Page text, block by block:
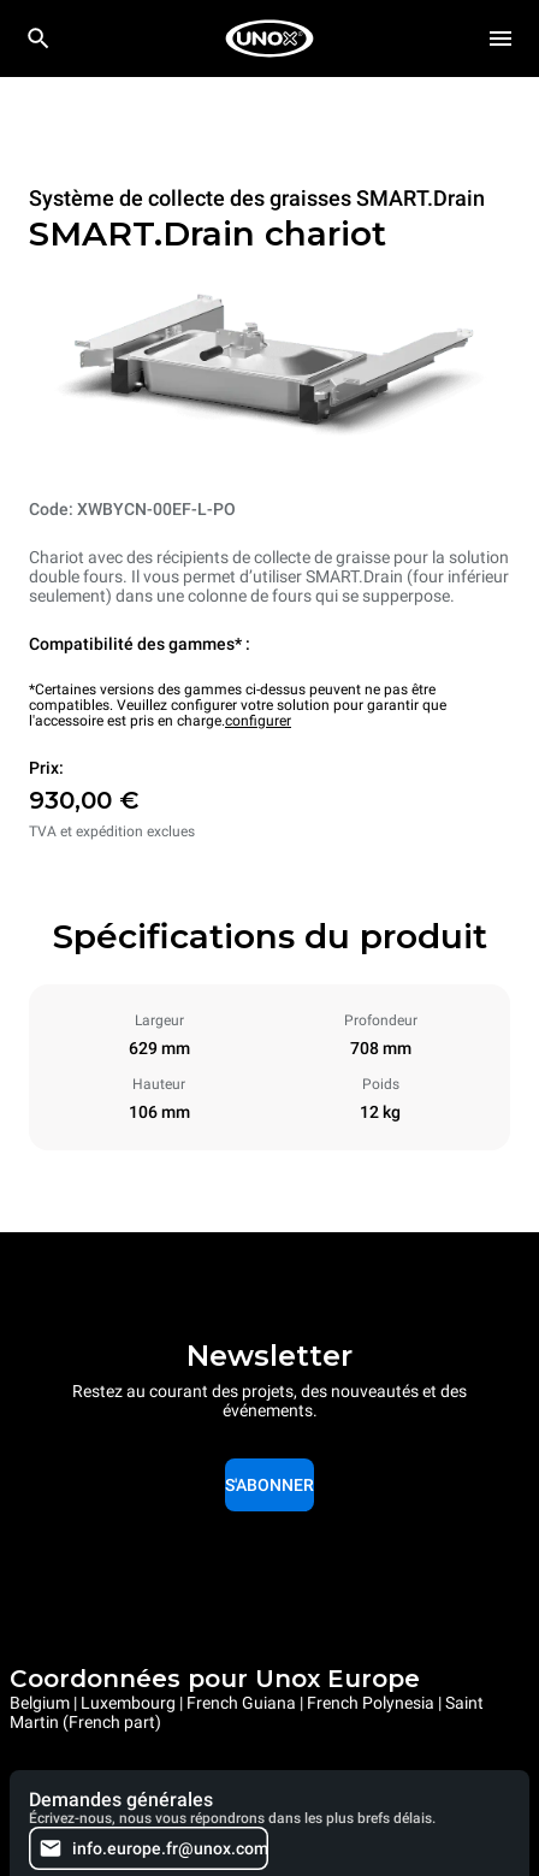
Système de collecte des graisses SMART.Drain
SMART.Drain chariot
Code: XWBYCN-00EF-L-PO
Chariot avec des récipients de collecte de graisse pour la solution
double fours. Il vous permet d’utiliser SMART.Drain (four inférieur
seulement) dans une colonne de fours qui se supperpose.
Compatibilité des gammes* :
*Certaines versions des gammes ci-dessus peuvent ne pas être
compatibles. Veuillez configurer votre solution pour garantir que
l'accessoire est pris en charge.configurer
Prix:
930,00 €
TVA et expédition exclues
Spécifications du produit
Largeur
629 mm
Profondeur
708 mm
Hauteur
106 mm
Poids
12 kg
Newsletter
Restez au courant des projets, des nouveautés et des
événements.
S'ABONNER
Coordonnées pour Unox Europe
Belgium | Luxembourg | French Guiana | French Polynesia | Saint
Martin (French part)
Demandes générales
Écrivez-nous, nous vous répondrons dans les plus brefs délais.
info.europe.fr@unox.com